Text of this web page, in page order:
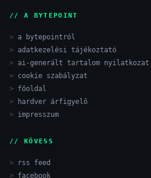
// A BYTEPOINT
a bytepointról
adatkezelési tájékoztató
ai-generált tartalom nyilatkozat
cookie szabályzat
főoldal
hardver árfigyelő
impresszum
// KÖVESS
rss feed
facebook